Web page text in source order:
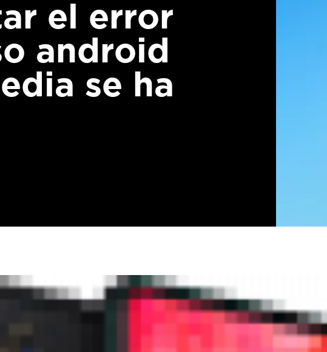
el error
android
se ha